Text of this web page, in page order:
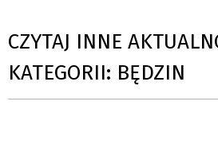
CZYTAJ INNE
KATEGORII: BĘDZIN